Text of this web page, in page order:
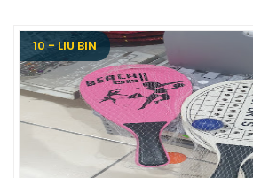
10 - LIU BIN